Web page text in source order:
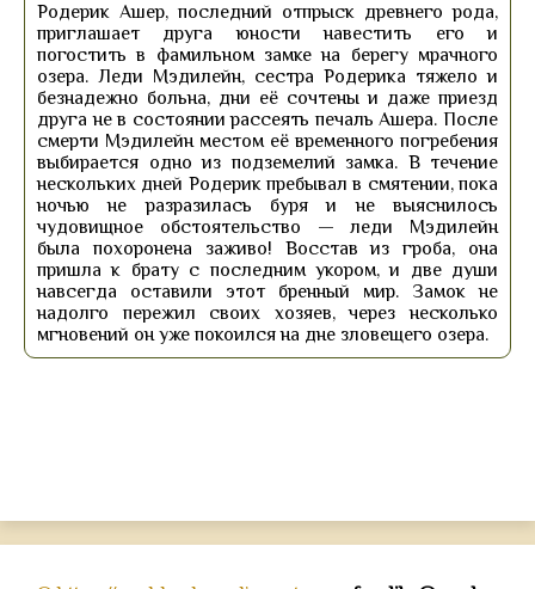
Родерик Ашер, последний отпрыск древнего рода,
приглашает друга юности навестить его и
погостить в фамильном замке на берегу мрачного
озера. Леди Мэдилейн, сестра Родерика тяжело и
безнадежно больна, дни её сочтены и даже приезд
друга не в состоянии рассеять печаль Ашера. После
смерти Мэдилейн местом её временного погребения
выбирается одно из подземелий замка. В течение
нескольких дней Родерик пребывал в смятении, пока
ночью не разразилась буря и не выяснилось
чудовищное обстоятельство — леди Мэдилейн
была похоронена заживо! Восстав из гроба, она
пришла к брату с последним укором, и две души
навсегда оставили этот бренный мир. Замок не
надолго пережил своих хозяев, через несколько
мгновений он уже покоился на дне зловещего озера.